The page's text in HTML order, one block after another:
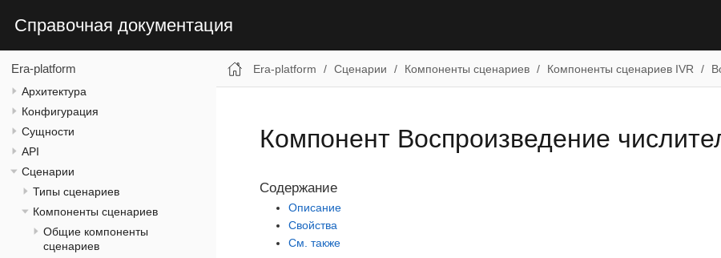
Справочная документация
Era-platform
Архитектура
Конфигурация
Сущности
API
Сценарии
Типы сценариев
Компоненты сценариев
Общие компоненты
сценариев
Era-platform Сценарии Компоненты сценариев Компоненты сценариев IVR
Компонент Воспроизведение
Содержание
Описание
Свойства
См. также